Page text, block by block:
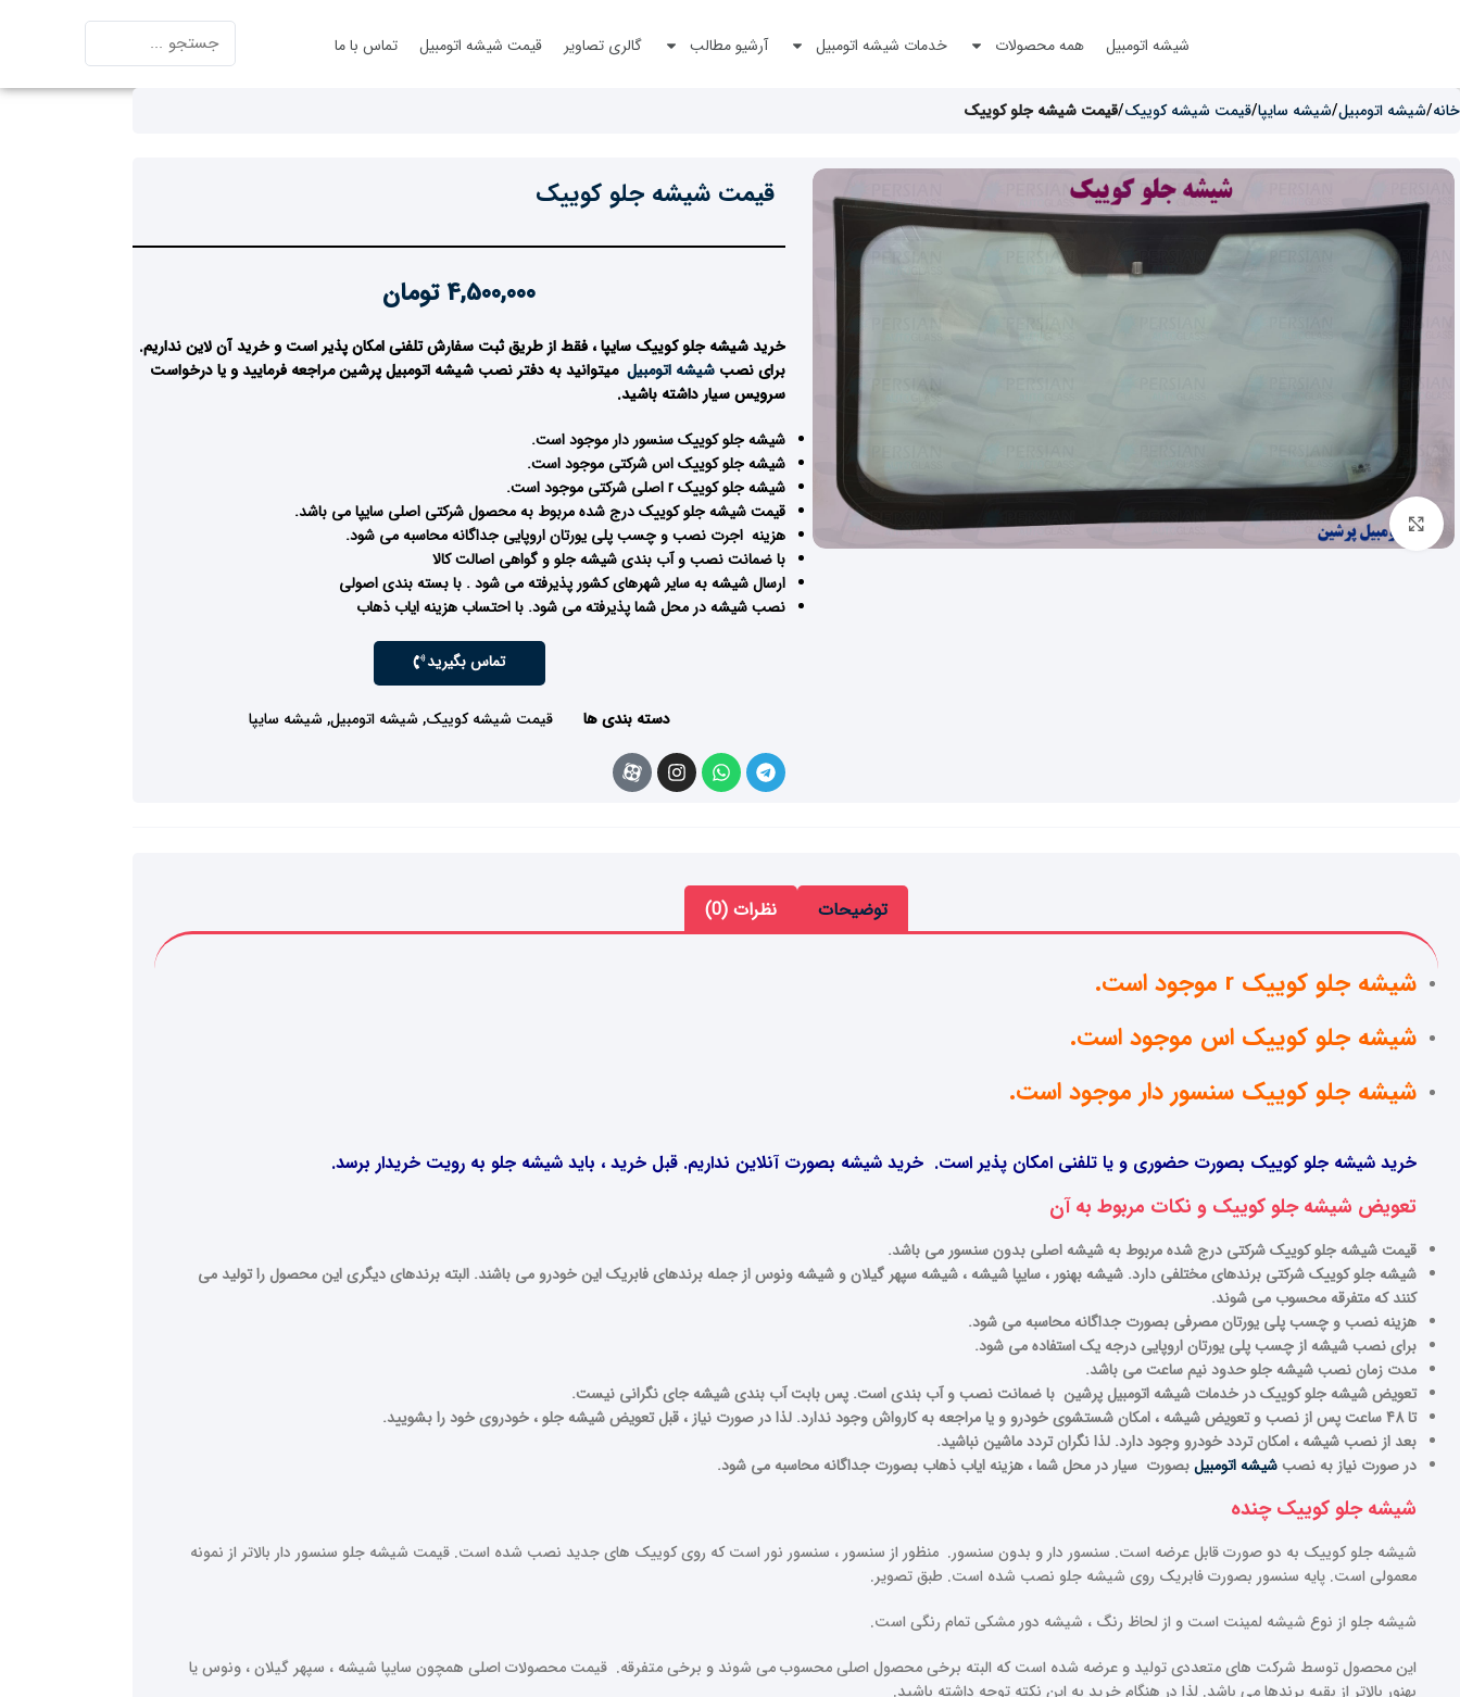
شیشه اتومبیل همه محصولات خدمات شیشه اتومبیل آرشیو مطالب گالری تصاویر قیمت شیشه اتومبیل تماس با ما
خانه شیشه اتومبیل شیشه سایپا قیمت شیشه کوییک قیمت شیشه جلو کوییک
برای بزرگنمایی کلیک کنید
قیمت شیشه جلو کوییک
4,500,000 تومان
خرید شیشه جلو کوییک سایپا ، فقط از طریق ثبت سفارش تلفنی امکان پذیر است و خرید آن لاین نداریم.
برای نصب شیشه اتومبیل میتوانید به دفتر نصب شیشه اتومبیل پرشین مراجعه فرمایید و یا درخواست
سرویس سیار داشته باشید.
شیشه جلو کوییک سنسور دار موجود است.
شیشه جلو کوییک اس شرکتی موجود است.
شیشه جلو کوییک r اصلی شرکتی موجود است.
قیمت شیشه جلو کوییک درج شده مربوط به محصول شرکتی اصلی سایپا می باشد.
هزینه اجرت نصب و چسب پلی یورتان اروپایی جداگانه محاسبه می شود.
با ضمانت نصب و آب بندی شیشه جلو و گواهی اصالت کالا
ارسال شیشه به سایر شهرهای کشور پذیرفته می شود . با بسته بندی اصولی
نصب شیشه در محل شما پذیرفته می شود. با احتساب هزینه ایاب ذهاب
تماس بگیرید
دسته بندی ها قیمت شیشه کوییک,شیشه اتومبیل,شیشه سایپا
توضیحات نظرات (0)
شیشه جلو کوییک r موجود است.
شیشه جلو کوییک اس موجود است.
شیشه جلو کوییک سنسور دار موجود است.
خرید شیشه جلو کوییک بصورت حضوری و یا تلفنی امکان پذیر است. خرید شیشه بصورت آنلاین نداریم. قبل خرید ، باید شیشه جلو به رویت خریدار برسد.
تعویض شیشه جلو کوییک و نکات مربوط به آن
قیمت شیشه جلو کوییک شرکتی درج شده مربوط به شیشه اصلی بدون سنسور می باشد.
شیشه جلو کوییک شرکتی برندهای مختلفی دارد. شیشه بهنور ، سایپا شیشه ، شیشه سپهر گیلان و شیشه ونوس از جمله برندهای فابریک این خودرو می باشند. البته برندهای دیگری این محصول را تولید می
کنند که متفرقه محسوب می شوند.
هزینه نصب و چسب پلی یورتان مصرفی بصورت جداگانه محاسبه می شود.
برای نصب شیشه از چسب پلی یورتان اروپایی درجه یک استفاده می شود.
مدت زمان نصب شیشه جلو حدود نیم ساعت می باشد.
تعویض شیشه جلو کوییک در خدمات شیشه اتومبیل پرشین با ضمانت نصب و آب بندی است. پس بابت آب بندی شیشه جای نگرانی نیست.
تا 48 ساعت پس از نصب و تعویض شیشه ، امکان شستشوی خودرو و یا مراجعه به کارواش وجود ندارد. لذا در صورت نیاز ، قبل تعویض شیشه جلو ، خودروی خود را بشویید.
بعد از نصب شیشه ، امکان تردد خودرو وجود دارد. لذا نگران تردد ماشین نباشید.
در صورت نیاز به نصبشیشه اتومبیلبصورت سیار در محل شما ، هزینه ایاب ذهاب بصورت جداگانه محاسبه می شود.
شیشه جلو کوییک چنده
شیشه جلو کوییک به دو صورت قابل عرضه است. سنسور دار و بدون سنسور. منظور از سنسور ، سنسور نور است که روی کوییک های جدید نصب شده است. قیمت شیشه جلو سنسور دار بالاتر از نمونه
معمولی است. پایه سنسور بصورت فابریک روی شیشه جلو نصب شده است. طبق تصویر.
شیشه جلو از نوع شیشه لمینت است و از لحاظ رنگ ، شیشه دور مشکی تمام رنگی است.
این محصول توسط شرکت های متعددی تولید و عرضه شده است که البته برخی محصول اصلی محسوب می شوند و برخی متفرقه. قیمت محصولات اصلی همچون سایپا شیشه ، سپهر گیلان ، ونوس یا
بهنور بالاتر از بقیه برندها می باشد. لذا در هنگام خرید به این نکته توجه داشته باشید.